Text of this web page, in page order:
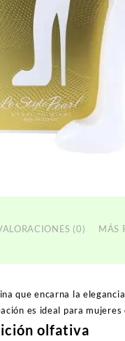
(0) MÁS
que encarna la
es ideal para
olfativa